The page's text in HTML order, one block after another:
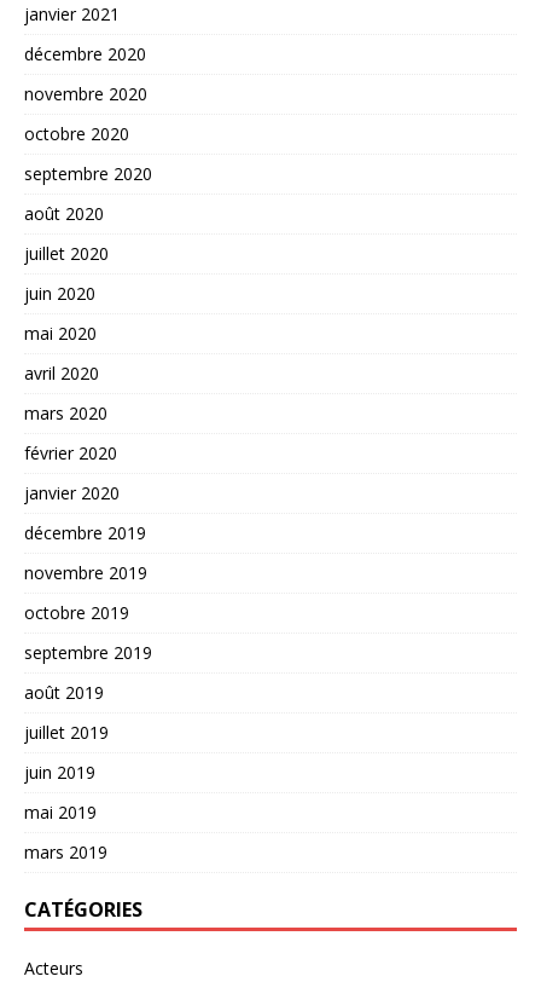
janvier 2021
décembre 2020
novembre 2020
octobre 2020
septembre 2020
août 2020
juillet 2020
juin 2020
mai 2020
avril 2020
mars 2020
février 2020
janvier 2020
décembre 2019
novembre 2019
octobre 2019
septembre 2019
août 2019
juillet 2019
juin 2019
mai 2019
mars 2019
CATÉGORIES
Acteurs